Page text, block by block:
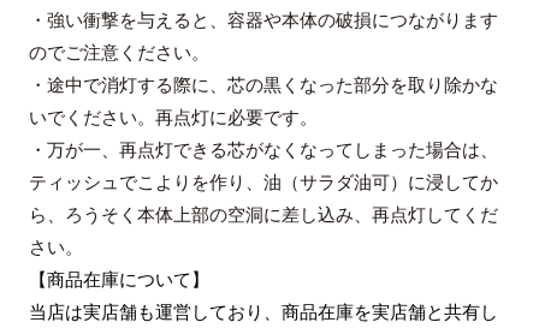
・強い衝撃を与えると、容器や本体の破損につながります
のでご注意ください。
・途中で消灯する際に、芯の黒くなった部分を取り除かな
いでください。再点灯に必要です。
・万が一、再点灯できる芯がなくなってしまった場合は、
ティッシュでこよりを作り、油（サラダ油可）に浸してか
ら、ろうそく本体上部の空洞に差し込み、再点灯してくだ
さい。
【商品在庫について】
当店は実店舗も運営しており、商品在庫を実店舗と共有し